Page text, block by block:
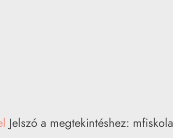
Jelszó a megtekintéshez: mfiskola